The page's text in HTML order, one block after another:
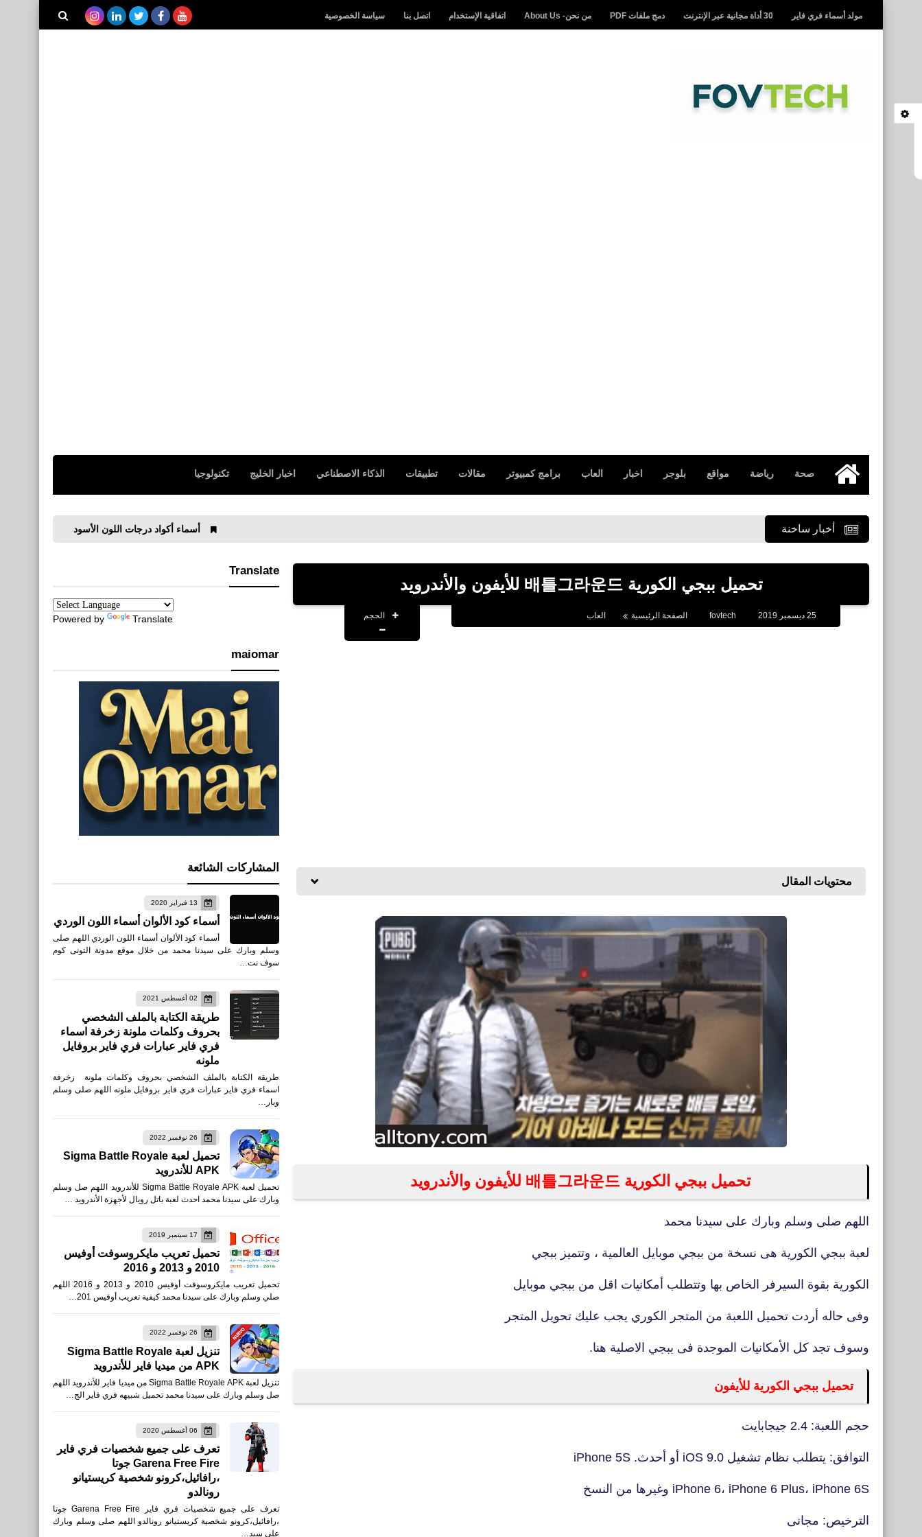
مولد أسماء فري فاير 30 أداة مجانية عبر الإنترنت دمج ملفات PDF من نحن- About Us اتفاقية الإستخدام اتصل بنا سياسة الخصوصية
الرئيسية
صحة رياضة مواقع بلوجر اخبار العاب برامج كمبيوتر مقالات تطبيقات الذكاء الاصطناعي اخبار الخليج تكنولوجيا
أخبار ساخنة أسماء أكواد درجات اللون الأسود أسماء أكواد اللون
تحميل ببجي الكورية 배틀그라운드‏ للأيفون والأندرويد
fovtech الصفحة الرئيسية العاب الحجم
محتويات المقال
تحميل ببجي الكورية 배틀그라운드‏ للأيفون والأندرويد
اللهم صلى وسلم وبارك على سيدنا محمد
لعبة ببجي الكورية هى نسخة من ببجي موبايل العالمية ، وتتميز ببجي
الكورية بقوة السيرفر الخاص بها وتتطلب أمكانيات اقل من ببجي موبايل
وفى حاله أردت تحميل اللعبة من المتجر الكوري يجب عليك تحويل المتجر
وسوف تجد كل الأمكانيات الموجدة فى ببجي الاصلية هنا.
تحميل ببجي الكورية للأيفون
حجم اللعبة: 2.4 جيجابايت
التوافق: يتطلب نظام تشغيل iOS 9.0 أو أحدث. iPhone 5S
iPhone 6، iPhone 6 Plus، iPhone 6S وغيرها من النسخ
الترخيص: مجانى
Translate
Powered by Translate
maiomar
المشاركات الشائعة
13 فبراير 2020
أسماء كود الألوان أسماء اللون الوردي
أسماء كود الألوان أسماء اللون الوردي اللهم صلى
وسلم وبارك على سيدنا محمد من خلال موقع مدونة التونى كوم
سوف نت…
02 أغسطس 2021
طريقة الكتابة بالملف الشخصي
بحروف وكلمات ملونة زخرفة اسماء
فري فاير عبارات فري فاير بروفايل
ملونه
طريقة الكتابة بالملف الشخصي بحروف وكلمات ملونة زخرفة
اسماء فري فاير عبارات فري فاير بروفايل ملونه اللهم صلى وسلم
وبار…
26 نوفمبر 2022
تحميل لعبة Sigma Battle Royale
APK للأندرويد
تحميل لعبة Sigma Battle Royale APK للأندرويد اللهم صل وسلم
وبارك على سيدنا محمد احدث لعبة باتل رويال لأجهزة الأندرويد …
17 سبتمبر 2019
تحميل تعريب مايكروسوفت أوفيس
2010 و 2013 و 2016
تحميل تعريب مايكروسوفت أوفيس 2010 و 2013 و 2016 اللهم
صلي وسلم وبارك على سيدنا محمد كيفية تعريب أوفيس 201…
26 نوفمبر 2022
تنزيل لعبة Sigma Battle Royale
APK من ميديا فاير للأندرويد
تنزيل لعبة Sigma Battle Royale APK من ميديا فاير للأندرويد اللهم
صل وسلم وبارك على سيدنا محمد تحميل شبيهه فري فاير الج…
06 أغسطس 2020
تعرف على جميع شخصيات فري فاير
Garena Free Fire جوتا
،رافائيل،كرونو شخصية كريستيانو
رونالدو
تعرف على جميع شخصيات فري فاير Garena Free Fire جوتا
،رافائيل،كرونو شخصية كريستيانو رونالدو اللهم صلى وسلم وبارك
على سيد…
العاب
رابط تنزيل تحديث PUBG
Mobile 1.3 APK الإصدار
العالمي للمستخدمين في جميع
أنحاء العالم
العاب
تحميل لعبة PUBG MOBILE:
مقلب جرافيتي للأيفون
والأندرويد التحديث الجديد